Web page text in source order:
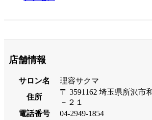
店舗情報
サロン名
理容サクマ
住所
〒 3591162 埼玉県所沢市
－２１
電話番号
04-2949-1854